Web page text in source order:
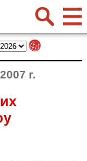
г.